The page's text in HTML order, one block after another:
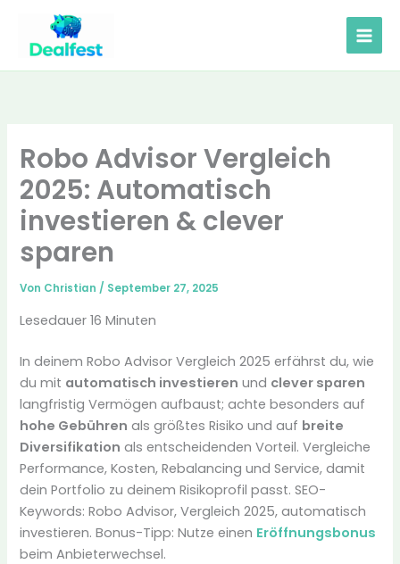
springen
Robo Advisor Vergleich
2025: Automatisch
investieren & clever
sparen
Von Christian/ September 27, 2025
Lesedauer 16 Minuten
In deinem Robo Advisor Vergleich 2025 erfährst du, wie
du mit automatisch investieren und clever sparen
langfristig Vermögen aufbaust; achte besonders auf
hohe Gebühren als größtes Risiko und auf breite
Diversifikation als entscheidenden Vorteil. Vergleiche
Performance, Kosten, Rebalancing und Service, damit
dein Portfolio zu deinem Risikoprofil passt. SEO-
Keywords: Robo Advisor, Vergleich 2025, automatisch
investieren. Bonus-Tipp: Nutze einen Eröffnungsbonus
beim Anbieterwechsel.